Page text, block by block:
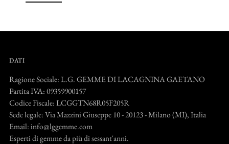
DATI
Ragione Sociale: L.G. GEMME DI LACAGNINA GAETANO
Partita IVA: 09359900157
Codice Fiscale: LCGGTN68R05F205R
Sede legale: Via Mazzini Giuseppe 10 - 20123 - Milano (MI), Italia
Email: info@lggemme.com
Esperti di gemme da più di sessant'anni.